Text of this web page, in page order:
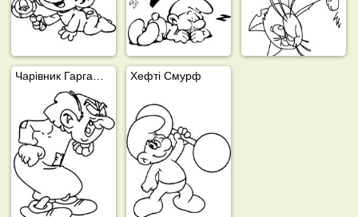
Хефті Смурф